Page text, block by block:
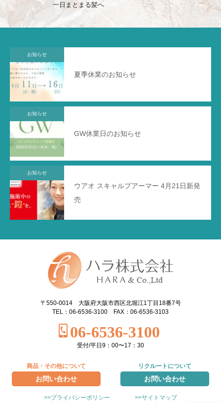
一日まとまる髪へ
お知らせ
夏季休業のお知らせ
お知らせ
GW休業日のお知らせ
お知らせ
ウアオ スキャルプアーマー 4月21日新発
売
〒550-0014 大阪府大阪市西区北堀江1丁目18番7号
TEL：06-6536-3100 FAX：06-6536-3103
06-6536-3100
受付/平日9：00〜17：30
商品・その他について
お問い合わせ
リクルートについて
お問い合わせ
>>プライバシーポリシー >>サイトマップ